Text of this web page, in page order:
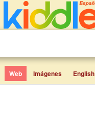
Web Imágenes English